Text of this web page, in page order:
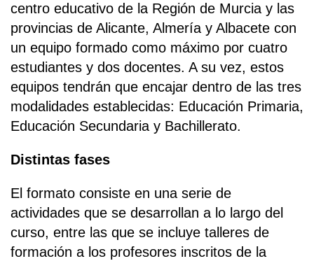
centro educativo de la Región de Murcia y las
provincias de Alicante, Almería y Albacete con
un equipo formado como máximo por cuatro
estudiantes y dos docentes. A su vez, estos
equipos tendrán que encajar dentro de las tres
modalidades establecidas: Educación Primaria,
Educación Secundaria y Bachillerato.
Distintas fases
El formato consiste en una serie de
actividades que se desarrollan a lo largo del
curso, entre las que se incluye talleres de
formación a los profesores inscritos de la